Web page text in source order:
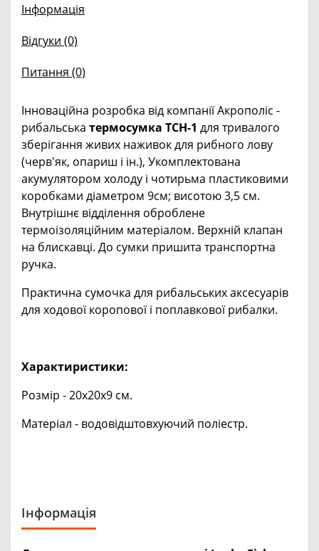
Інформація
Відгуки (0)
Питання (0)
Інноваційна розробка від компанії Акрополіс -
рибальська термосумка ТСН-1 для тривалого
зберігання живих наживок для рибного лову
(черв'як, опариш і ін.), Укомплектована
акумулятором холоду і чотирьма пластиковими
коробками діаметром 9см; висотою 3,5 см.
Внутрішнє відділення оброблене
термоізоляційним матеріалом. Верхній клапан
на блискавці. До сумки пришита транспортна
ручка.
Практична сумочка для рибальських аксесуарів
для ходової коропової і поплавкової рибалки.
Характиристики:
Розмір - 20х20х9 см.
Матеріал - водовідштовхуючий поліестр.
Інформація